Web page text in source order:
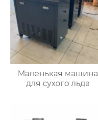
Маленькая машина
для сухого льда